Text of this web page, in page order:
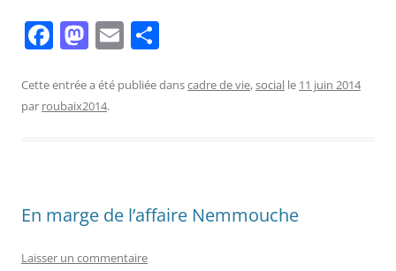
F
c
e
o
k
M
st
o
n
E
ai ta
Cette entrée a été publiée danscadre de vie,social le 11 juin 2014
par roubaix2014.
En marge de l’affaire Nemmouche
Laisser un commentaire